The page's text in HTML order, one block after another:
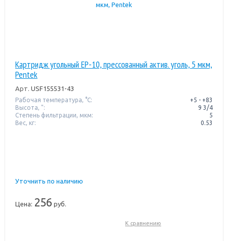
Картридж угольный EP-10, прессованный актив. уголь, 5 мкм,
Pentek
Арт. USF155531-43
Рабочая температура, °C:
+5 - +83
Высота, ":
9 3/4
Степень фильтрации, мкм:
5
Вес, кг:
0.53
Уточнить по наличию
Цена: 256 руб.
К сравнению